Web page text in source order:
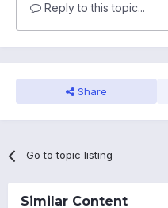
Reply to this topic...
Share
Go to topic listing
Similar Content